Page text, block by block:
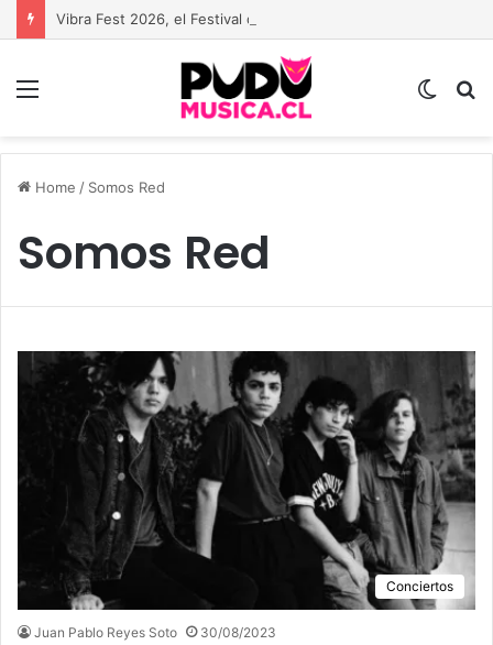
Switch
Home / Somos Red
Somos Red
Conciertos
Juan Pablo Reyes Soto 30/08/2023